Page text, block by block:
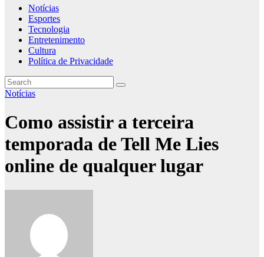
Notícias
Esportes
Tecnologia
Entretenimento
Cultura
Política de Privacidade
Notícias
Como assistir a terceira
temporada de Tell Me Lies
online de qualquer lugar